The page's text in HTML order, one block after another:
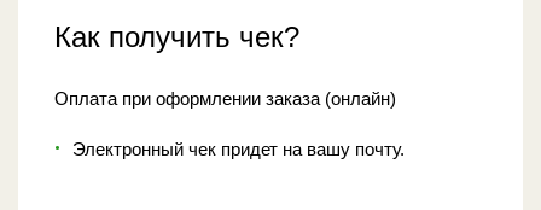
Как получить чек?
Оплата при оформлении заказа (онлайн)
Электронный чек придет на вашу почту.